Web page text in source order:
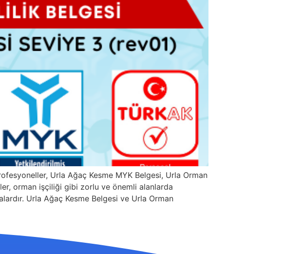
Urla Ağaç Kesme MYK Belgesi, Urla Orman
orman işçiliği gibi zorlu ve önemli alanlarda
Urla Ağaç Kesme Belgesi ve Urla Orman